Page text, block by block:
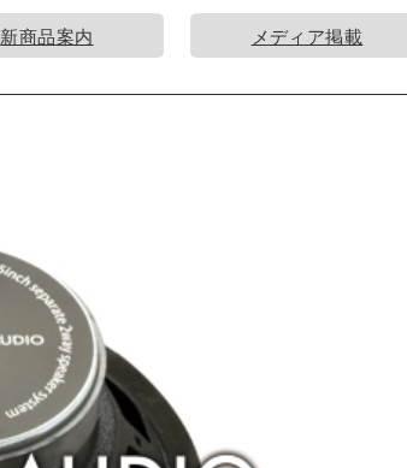
新商品案内 メディア掲載